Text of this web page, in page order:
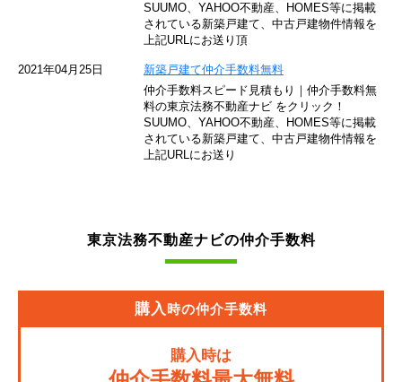
JR南武線
SUUMO、YAHOO不動産、HOMES等に掲載
されている新築戸建て、中古戸建物件情報を
上記URLにお送り頂
2021年04月25日
新築戸建て仲介手数料無料
仲介手数料スピード見積もり｜仲介手数料無
料の東京法務不動産ナビ をクリック！
SUUMO、YAHOO不動産、HOMES等に掲載
されている新築戸建て、中古戸建物件情報を
上記URLにお送り
東京法務不動産ナビの仲介手数料
購入時の仲介手数料
購入時は